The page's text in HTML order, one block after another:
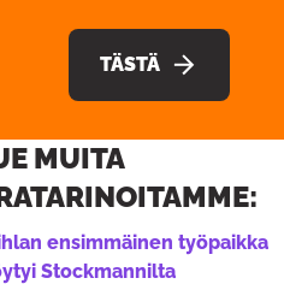
TÄSTÄ
MUITA
ensimmäinen työpaikka
Stockmannilta